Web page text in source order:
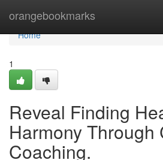
orangebookmarks
Home
Home
1
Reveal Finding
Harmony Through
Coaching.